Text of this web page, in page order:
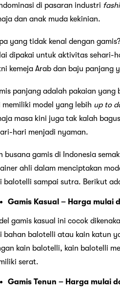
di pasaran industri
dan anak muda kekinian.
yang tidak kenal dengan
dipakai untuk aktivitas sehari-
kemeja Arab dan baju panjang
panjang adalah pakaian yang
memiliki model yang lebih up to
masa kini juga tak kalah
hari menjadi nyaman.
busana gamis di Indonesia
ahli dalam menciptakan
balotelli sampai sutra. Berikut
Gamis Kasual – Harga mulai
gamis kasual ini cocok
bahan balotelli atau kain katun
kain balotelli, kain balotelli
serat.
Gamis Tenun – Harga mulai